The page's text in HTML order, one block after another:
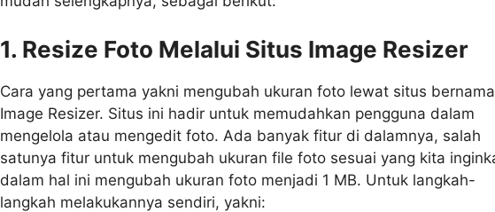
1. Resize Foto Melalui Situs Image Resizer
Cara yang pertama yakni mengubah ukuran foto lewat situs bernama
Image Resizer. Situs ini hadir untuk memudahkan pengguna dalam
mengelola atau mengedit foto. Ada banyak fitur di dalamnya, salah
satunya fitur untuk mengubah ukuran file foto sesuai yang kita
dalam hal ini mengubah ukuran foto menjadi 1 MB. Untuk langkah-
langkah melakukannya sendiri, yakni: